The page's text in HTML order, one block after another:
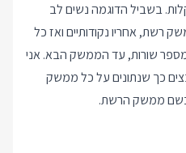
בשביל הדוגמה נשים לב
אחריו נקודותיים ואז כל
שורות, עד הממשק הבא. אני
כך שנתונים על כל ממשק
כשם ממשק הרשת.